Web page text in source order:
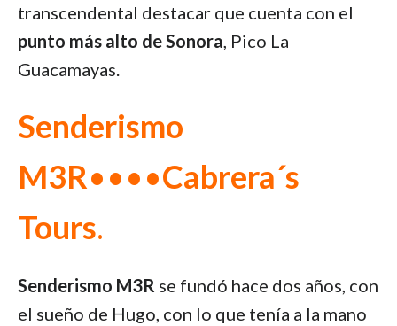
transcendental destacar que cuenta con el
punto más alto de Sonora , Pico La
Guacamayas.
Senderismo
M3R••••Cabrera´s
Tours.
Senderismo M3R se fundó hace dos años, con
el sueño de Hugo, con lo que tenía a la mano